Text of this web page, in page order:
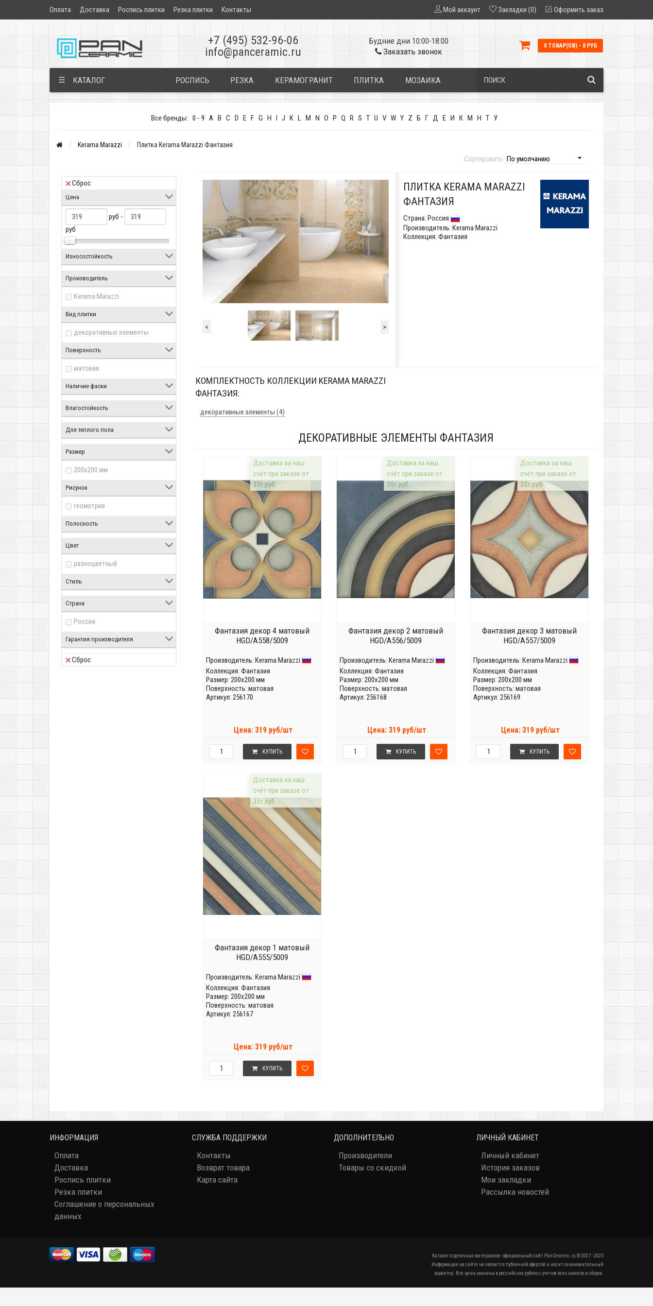
Оплата Доставка Роспись плитки Резка плитки Контакты Мой аккаунт Закладки (0) Оформить заказ
+7 (495) 532-96-06
info@panceramic.ru
Будние дни 10:00-18:00
Заказать звонок
0 ТОВАР(ОВ) - 0 РУБ
☰ КАТАЛОГ РОСПИСЬ РЕЗКА КЕРАМОГРАНИТ ПЛИТКА МОЗАИКА
Все бренды: 0 - 9 A B C D E F G H I J K L M N O P Q R S T U V W Y Z Б Г Д Е И К М Н Т У
Kerama Marazzi Плитка Kerama Marazzi Фантазия
Сортировать:
Сброс
Цена
руб -
руб
Износостойкость
Производитель
Kerama Marazzi
Вид плитки
декоративные элементы
Поверхность
матовая
Наличие фаски
Влагостойкость
Для теплого пола
Размер
200x200 мм
Рисунок
геометрия
Полосность
Цвет
разноцветный
Стиль
Страна
Россия
Гарантия производителя
Сброс
< >
ПЛИТКА KERAMA MARAZZI
ФАНТАЗИЯ
Страна: Россия
Производитель: Kerama Marazzi
Коллекция: Фантазия
КОМПЛЕКТНОСТЬ КОЛЛЕКЦИИ KERAMA MARAZZI
ФАНТАЗИЯ:
декоративные элементы (4)
ДЕКОРАТИВНЫЕ ЭЛЕМЕНТЫ ФАНТАЗИЯ
Доставка за наш
счёт при заказе от
35т.руб
Фантазия декор 4 матовый
HGD/A558/5009
Производитель: Kerama Marazzi
Коллекция: Фантазия
Размер: 200x200 мм
Поверхность: матовая
Артикул: 256170
Цена: 319 руб/шт
КУПИТЬ
Доставка за наш
счёт при заказе от
35т.руб
Фантазия декор 2 матовый
HGD/A556/5009
Производитель: Kerama Marazzi
Коллекция: Фантазия
Размер: 200x200 мм
Поверхность: матовая
Артикул: 256168
Цена: 319 руб/шт
КУПИТЬ
Доставка за наш
счёт при заказе от
35т.руб
Фантазия декор 3 матовый
HGD/A557/5009
Производитель: Kerama Marazzi
Коллекция: Фантазия
Размер: 200x200 мм
Поверхность: матовая
Артикул: 256169
Цена: 319 руб/шт
КУПИТЬ
Доставка за наш
счёт при заказе от
35т.руб
Фантазия декор 1 матовый
HGD/A555/5009
Производитель: Kerama Marazzi
Коллекция: Фантазия
Размер: 200x200 мм
Поверхность: матовая
Артикул: 256167
Цена: 319 руб/шт
КУПИТЬ
ИНФОРМАЦИЯ
Оплата
Доставка
Роспись плитки
Резка плитки
Соглашение о персональных
данных
СЛУЖБА ПОДДЕРЖКИ
Контакты
Возврат товара
Карта сайта
ДОПОЛНИТЕЛЬНО
Производители
Товары со скидкой
ЛИЧНЫЙ КАБИНЕТ
Личный кабинет
История заказов
Мои закладки
Рассылка новостей
Каталог отделочных материалов - официальный сайт PanCeramic.ru © 2007 - 2025
Информация на сайте не является публичной офертой и носит ознакомительный
характер. Все цены указаны в российских рублях с учетом всех налогов и сборов.